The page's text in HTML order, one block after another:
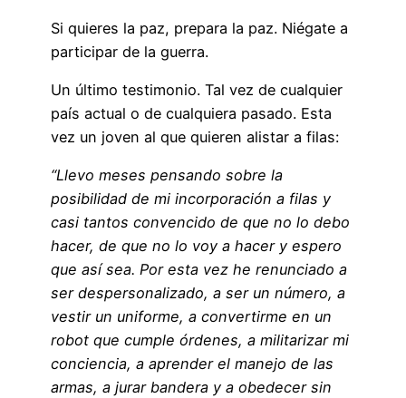
Si quieres la paz, prepara la paz. Niégate a
participar de la guerra.
Un último testimonio. Tal vez de cualquier
país actual o de cualquiera pasado. Esta
vez un joven al que quieren alistar a filas:
“Llevo meses pensando sobre la
posibilidad de mi incorporación a filas y
casi tantos convencido de que no lo debo
hacer, de que no lo voy a hacer y espero
que así sea. Por esta vez he renunciado a
ser despersonalizado, a ser un número, a
vestir un uniforme, a convertirme en un
robot que cumple órdenes, a militarizar mi
conciencia, a aprender el manejo de las
armas, a jurar bandera y a obedecer sin